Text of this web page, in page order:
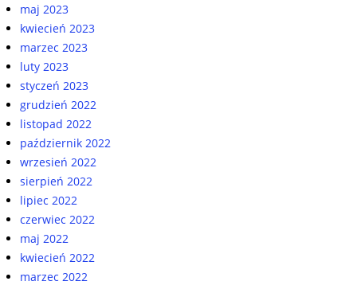
maj 2023
kwiecień 2023
marzec 2023
luty 2023
styczeń 2023
grudzień 2022
listopad 2022
październik 2022
wrzesień 2022
sierpień 2022
lipiec 2022
czerwiec 2022
maj 2022
kwiecień 2022
marzec 2022